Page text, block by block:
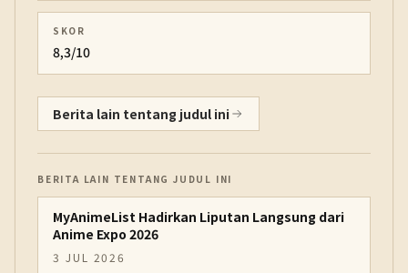
SKOR
8,3/10
Berita lain tentang judul ini
BERITA LAIN TENTANG JUDUL INI
MyAnimeList Hadirkan Liputan Langsung dari
Anime Expo 2026
3 JUL 2026